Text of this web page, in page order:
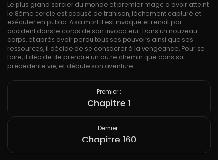
Le plus grand sorcier du monde et premier mage a avoir atteint
le 8ème cercle est accusé de trahison, lâchement capturé et
exécuter en public. A sa mort il est invoqué et renaît par
accident dans le corps de son invocateur. Dans un nouveau
corps, et après avoir perdu tous ses pouvoirs ainsi que ses
ressources, il décide de se consacrer à la vengeance. Pour se
faire, il décide de prendre un autre chemin que dans sa
précédente vie, et débute son aventure…
Premier :
Chapitre 1
Dernier :
Chapitre 160